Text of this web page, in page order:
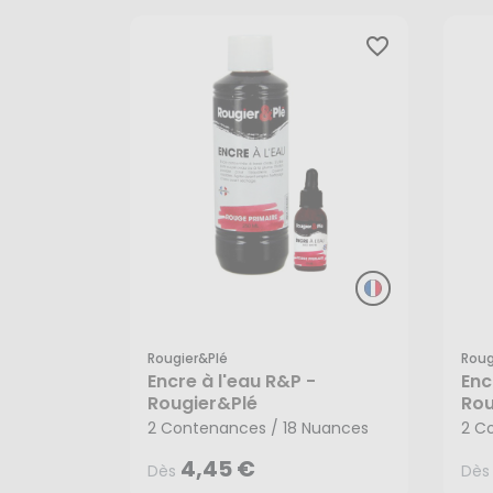
favorite_border
Rougier&plé
Encre à l'eau R&P -
Rougier&Plé
2 Contenances / 18 Nuances
Dès 4,45 €
Dès4,45 €
2
Dès
Dès